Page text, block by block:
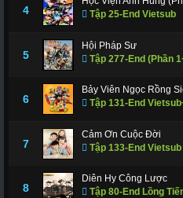
4
Tập 25-End Vietsub
5
Hội Pháp Sư
Tập 277-End (Phần
6
Bảy Viên Ngọc Rồng
Tập 131-End
7
Cảm Ơn Cuộc Đời
Tập 133-End Vietsub
8
Diên Hy Công Lược
Tập 80-End Lồng